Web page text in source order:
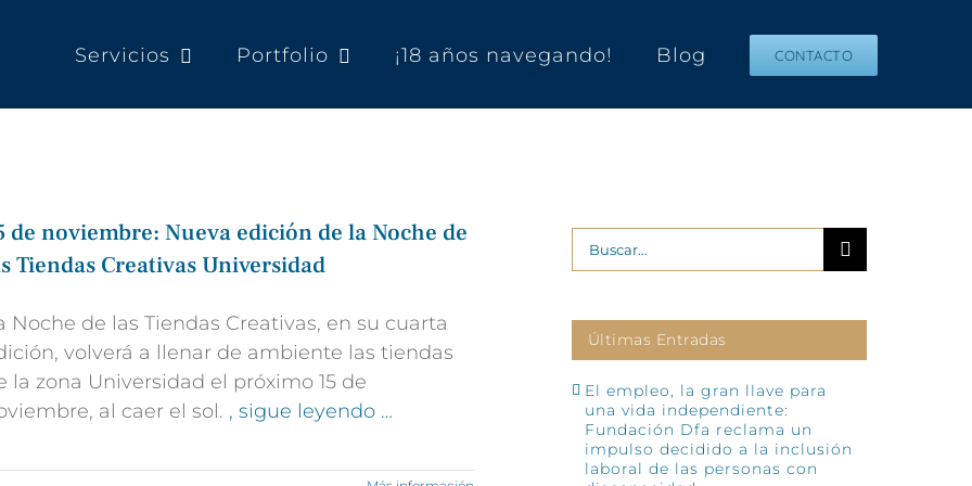
Servicios Portfolio ¡18 años navegando! Blog CONTACTO
de noviembre: Nueva edición de la Noche de
Tiendas Creativas Universidad
Noche de las Tiendas Creativas, en su cuarta
volverá a llenar de ambiente las tiendas
la zona Universidad el próximo 15 de
al caer el sol. , sigue leyendo …
Buscar:
Últimas Entradas
El empleo, la gran llave para
una vida independiente:
Fundación Dfa reclama un
impulso decidido a la inclusión
laboral de las personas con